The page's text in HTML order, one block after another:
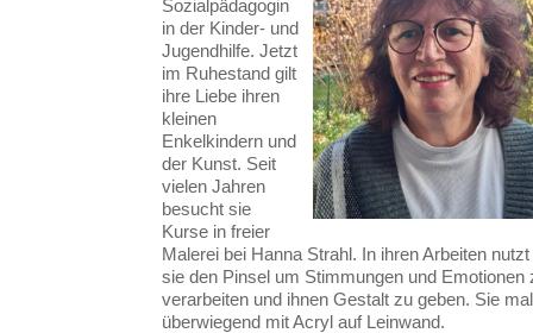
Sozialpädagogin
in der Kinder- und
Jugendhilfe. Jetzt
im Ruhestand gilt
ihre Liebe ihren
kleinen
Enkelkindern und
der Kunst. Seit
vielen Jahren
besucht sie
Kurse in freier
Malerei bei Hanna Strahl. In ihren Arbeiten nutzt
sie den Pinsel um Stimmungen und Emotionen
verarbeiten und ihnen Gestalt zu geben. Sie
überwiegend mit Acryl auf Leinwand.